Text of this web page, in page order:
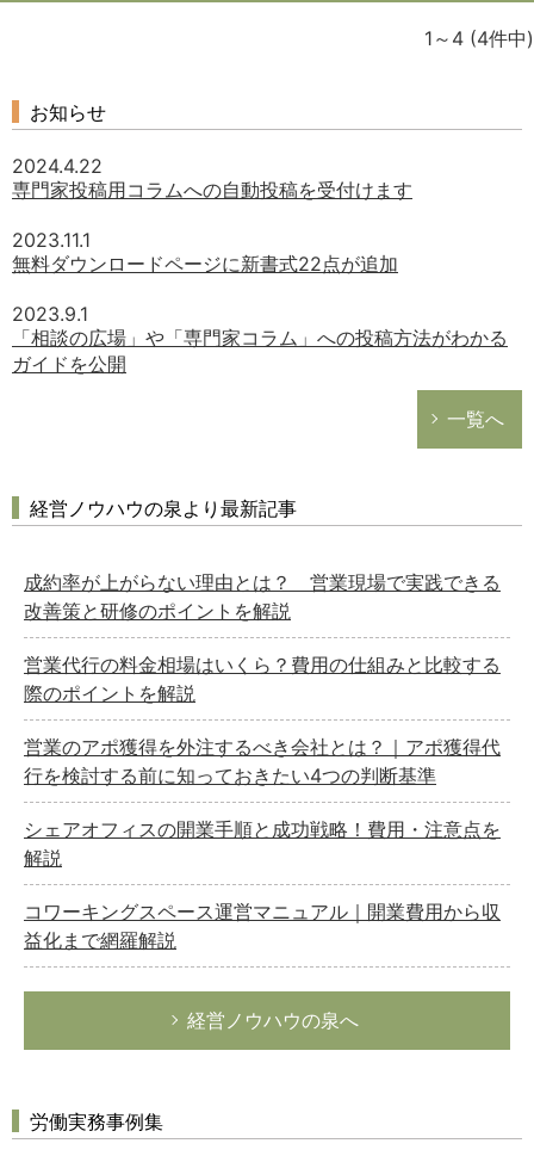
1～4 (4件中)
お知らせ
2024.4.22
専門家投稿用コラムへの自動投稿を受付けます
2023.11.1
無料ダウンロードページに新書式22点が追加
2023.9.1
「相談の広場」や「専門家コラム」への投稿方法がわかる
ガイドを公開
一覧へ
経営ノウハウの泉より最新記事
成約率が上がらない理由とは？ 営業現場で実践できる
改善策と研修のポイントを解説
営業代行の料金相場はいくら？費用の仕組みと比較する
際のポイントを解説
営業のアポ獲得を外注するべき会社とは？｜アポ獲得代
行を検討する前に知っておきたい4つの判断基準
シェアオフィスの開業手順と成功戦略！費用・注意点を
解説
コワーキングスペース運営マニュアル｜開業費用から収
益化まで網羅解説
経営ノウハウの泉へ
労働実務事例集